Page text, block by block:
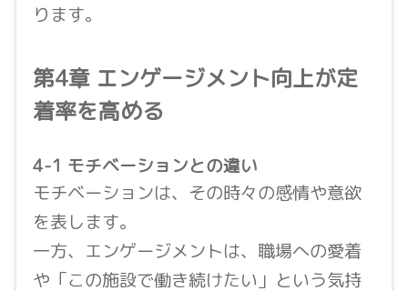
ります。
第4章 エンゲージメント向上が定
着率を高める
4-1 モチベーションとの違い
モチベーションは、その時々の感情や意欲
を表します。
一方、エンゲージメントは、職場への愛着
や「この施設で働き続けたい」という気持